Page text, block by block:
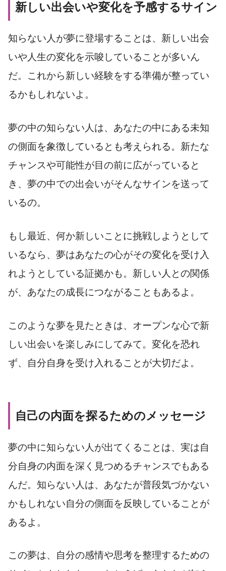
新しい出会いや変化を予感するサイン
知らない人が夢に登場することは、新しい出会
いや人生の変化を示唆していることが多いん
だ。これから新しい経験をする準備が整ってい
るかもしれないよ。
夢の中の知らない人は、あなたの中にある未知
の側面を象徴しているとも考えられる。新たな
チャンスや可能性が目の前に広がっていると
き、夢の中での出会いがそんなサインを送って
いるの。
もし最近、何か新しいことに挑戦しようとして
いるなら、夢はあなたの心がその変化を受け入
れようとしている証拠かも。新しい人との関係
が、あなたの成長につながることもあるよ。
このような夢を見たときは、オープンな心で新
しい出会いを楽しみにしてみて。変化を恐れ
ず、自分自身を受け入れることが大切だよ。
自己の内面を探るためのメッセージ
夢の中に知らない人が出てくることは、実は自
分自身の内面を深く見つめるチャンスでもある
んだ。知らない人は、あなたが普段気づかない
かもしれない自分の側面を反映していることが
あるよ。
この夢は、自分の感情や思考を整理するための